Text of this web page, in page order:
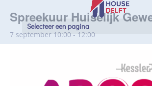
Selecteer een pagina
Spreekuur Huiselijk
7 september 10:00 - 12:00